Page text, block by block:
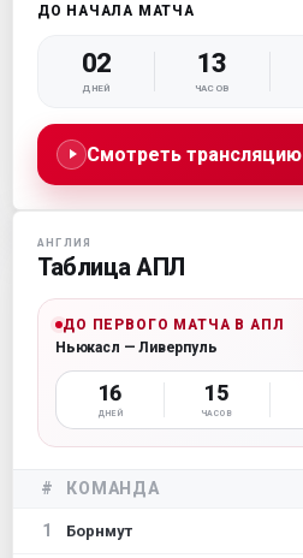
ДО НАЧАЛА МАТЧА
02
ДНЕЙ
13
ЧАСОВ
Смотреть трансляцию
АНГЛИЯ
Таблица АПЛ
ДО ПЕРВОГО МАТЧА В АПЛ
Ньюкасл — Ливерпуль
16
ДНЕЙ
15
ЧАСОВ
# КОМАНДА
1 Борнмут